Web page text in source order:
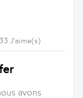
J'aime(s)
avons